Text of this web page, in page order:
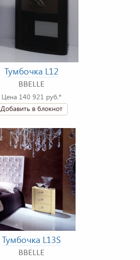
Тумбочка L12
BBELLE
Цена 140 921 руб.*
Добавить в блокнот
Тумбочка L13S
BBELLE